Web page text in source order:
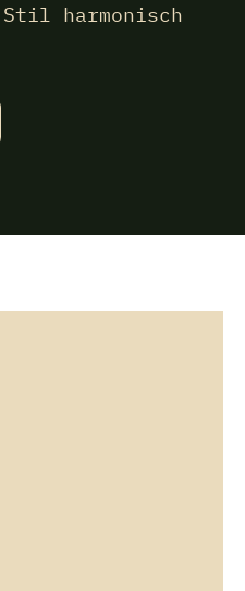
harmonisch